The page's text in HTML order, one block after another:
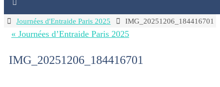
HomeJournées d'Entraide Paris 2025 IMG_20251206_184416701
« Journées d’Entraide Paris 2025
IMG_20251206_184416701